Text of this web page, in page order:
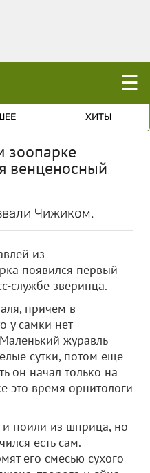
☰
ХИТЫ
зоопарке
венценосный
Чижиком.
из
появился первый
службе зверинца.
причем в
у самки нет
журавль
сутки, потом еще
он начал только на
это время орнитологи
поили из шприца, но
есть сам.
его смесью сухого